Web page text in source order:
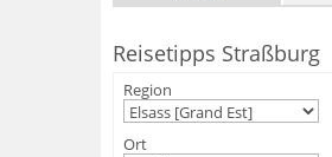
Reisetipps Straßburg
Region
Ort